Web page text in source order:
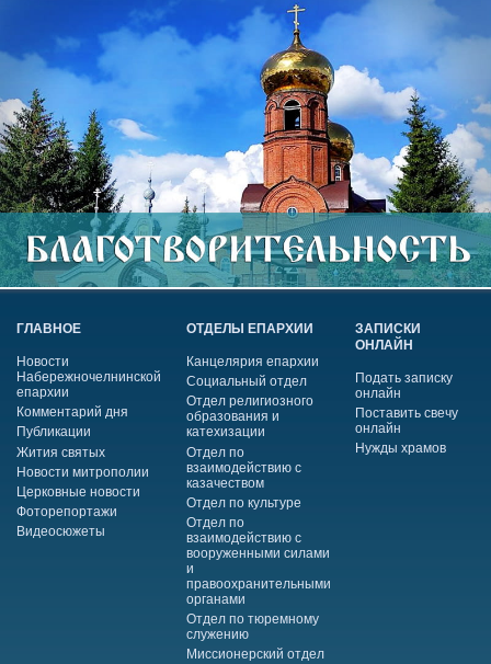
ГЛАВНОЕ
Новости
Набережночелнинской
епархии
Комментарий дня
Публикации
Жития святых
Новости митрополии
Церковные новости
Фоторепортажи
Видеосюжеты
ОТДЕЛЫ ЕПАРХИИ
Канцелярия епархии
Социальный отдел
Отдел религиозного
образования и
катехизации
Отдел по
взаимодействию с
казачеством
Отдел по культуре
Отдел по
взаимодействию с
вооруженными силами
и
правоохранительными
органами
Отдел по тюремному
служению
Миссионерский отдел
ЗАПИСКИ
ОНЛАЙН
Подать записку
онлайн
Поставить свечу
онлайн
Нужды храмов